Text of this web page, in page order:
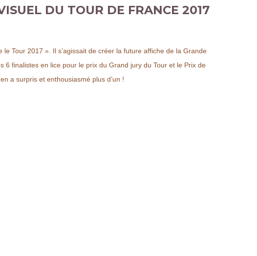
DU TOUR DE FRANCE 2017
Tour 2017 ». Il s’agissait de créer la future affiche de la Grande
finalistes en lice pour le prix du Grand jury du Tour et le Prix de
a surpris et enthousiasmé plus d’un !